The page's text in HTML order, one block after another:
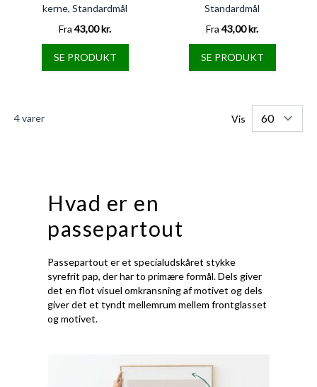
kerne, Standardmål
Fra 43,00 kr.
SE PRODUKT
Standardmål
Fra 43,00 kr.
SE PRODUKT
4varer Vis
Hvad er en
passepartout
Passepartout er et specialudskåret stykke
syrefrit pap, der har to primære formål. Dels giver
det en flot visuel omkransning af motivet og dels
giver det et tyndt mellemrum mellem frontglasset
og motivet.